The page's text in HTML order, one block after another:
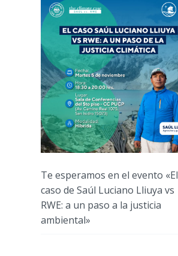
Te esperamos en el evento «El
caso de Saúl Luciano Lliuya vs
RWE: a un paso a la justicia
ambiental»